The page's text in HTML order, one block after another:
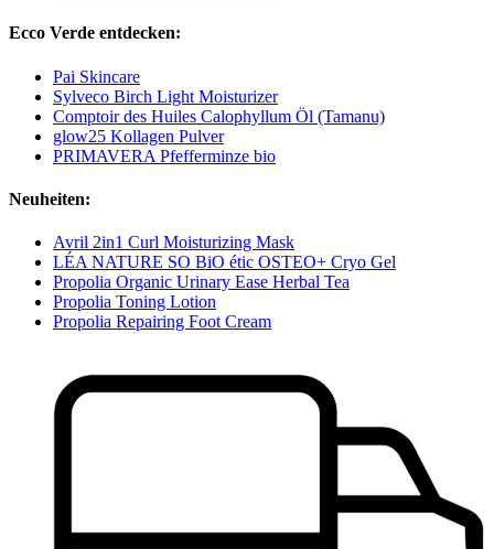
Ecco Verde entdecken:
Pai Skincare
Sylveco Birch Light Moisturizer
Comptoir des Huiles Calophyllum Öl (Tamanu)
glow25 Kollagen Pulver
PRIMAVERA Pfefferminze bio
Neuheiten:
Avril 2in1 Curl Moisturizing Mask
LÉA NATURE SO BiO étic OSTEO+ Cryo Gel
Propolia Organic Urinary Ease Herbal Tea
Propolia Toning Lotion
Propolia Repairing Foot Cream